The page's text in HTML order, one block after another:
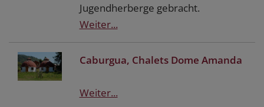
Jugendherberge gebracht.
Weiter...
Caburgua, Chalets Dome Amanda
Weiter...